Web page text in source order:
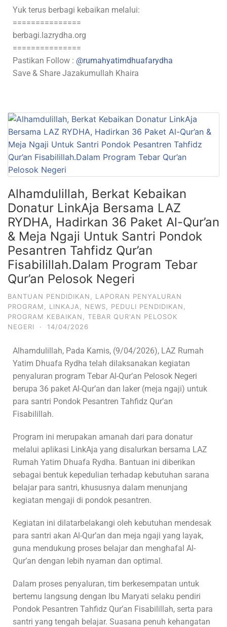
Yuk terus berbagi kebaikan melalui:
===============
berbagi.lazrydha.org
===============
Pastikan Follow : @rumahyatimdhuafarydha
Save & Share Jazakumullah Khaira
Alhamdulillah, Berkat Kebaikan
Donatur LinkAja Bersama LAZ
RYDHA, Hadirkan 36 Paket Al-Qur’an
& Meja Ngaji Untuk Santri Pondok
Pesantren Tahfidz Qur’an
Fisabilillah.Dalam Program Tebar
Qur’an Pelosok Negeri
BANTUAN PENDIDIKAN
LAPORAN PENYALURAN
PROGRAM
LINKAJA NEWS PEDULI PENDIDIKAN
PROGRAM KEBAIKAN
TEBAR QUR'AN PELOSOK
NEGERI
· 14/04/2026
Alhamdulillah, Pada Kamis, (9/04/2026), LAZ Rumah
Yatim Dhuafa Rydha telah dilaksanakan kegiatan
penyaluran program Tebar Al-Qur’an Pelosok Negeri
berupa 36 paket Al-Qur’an dan laker (meja ngaji) untuk
para santri Pondok Pesantren Tahfidz Qur’an
Fisabilillah.
Program ini merupakan amanah dari para donatur
melalui aplikasi LinkAja yang disalurkan bersama LAZ
Rumah Yatim Dhuafa Rydha. Bantuan ini diberikan
sebagai bentuk kepedulian terhadap kebutuhan sarana
belajar para santri, khususnya dalam menunjang
kegiatan mengaji di pondok pesantren.
Kegiatan ini dilatarbelakangi oleh kebutuhan mendesak
para santri akan Al-Qur’an dan meja ngaji yang layak,
guna mendukung proses belajar dan menghafal Al-
Qur’an dengan lebih nyaman dan optimal.
Dalam proses penyaluran, tim berkesempatan untuk
bertemu langsung dengan Ibu Maryati selaku pendiri
Pondok Pesantren Tahfidz Qur’an Fisabilillah, serta para
santri yang tengah belajar. Suasana penuh kehangatan